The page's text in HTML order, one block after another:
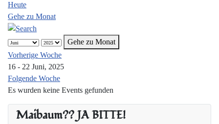
Maibaum?? JA BITTE!
Heute
Gehe zu Monat
Gehe zu Monat
Vorherige Woche
16 - 22 Juni, 2025
Folgende Woche
Es wurden keine Events gefunden